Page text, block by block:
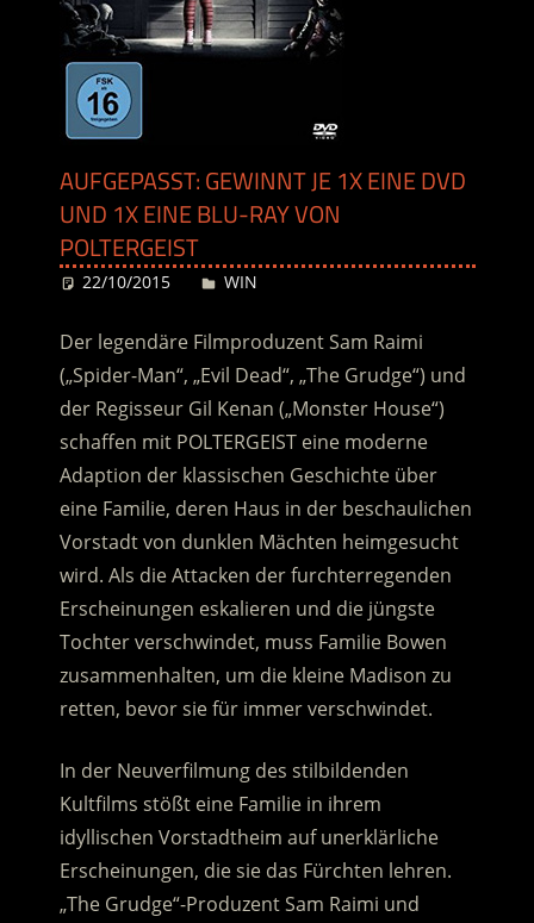
AUFGEPASST: GEWINNT JE 1X EINE DVD
UND 1X EINE BLU-RAY VON
POLTERGEIST
22/10/2015 Desiree
WIN
Der legendäre Filmproduzent Sam Raimi
(„Spider-Man“, „Evil Dead“, „The Grudge“) und
der Regisseur Gil Kenan („Monster House“)
schaffen mit POLTERGEIST eine moderne
Adaption der klassischen Geschichte über
eine Familie, deren Haus in der beschaulichen
Vorstadt von dunklen Mächten heimgesucht
wird. Als die Attacken der furchterregenden
Erscheinungen eskalieren und die jüngste
Tochter verschwindet, muss Familie Bowen
zusammenhalten, um die kleine Madison zu
retten, bevor sie für immer verschwindet.
In der Neuverfilmung des stilbildenden
Kultfilms stößt eine Familie in ihrem
idyllischen Vorstadtheim auf unerklärliche
Erscheinungen, die sie das Fürchten lehren.
„The Grudge“-Produzent Sam Raimi und